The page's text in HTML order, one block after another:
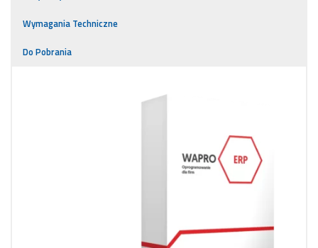
Wymagania Techniczne
Do Pobrania